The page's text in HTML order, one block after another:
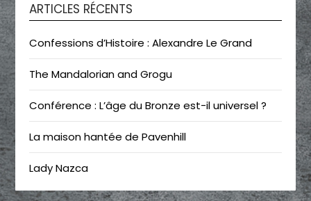
ARTICLES RÉCENTS
Confessions d’Histoire : Alexandre Le Grand
The Mandalorian and Grogu
Conférence : L’âge du Bronze est-il universel ?
La maison hantée de Pavenhill
Lady Nazca